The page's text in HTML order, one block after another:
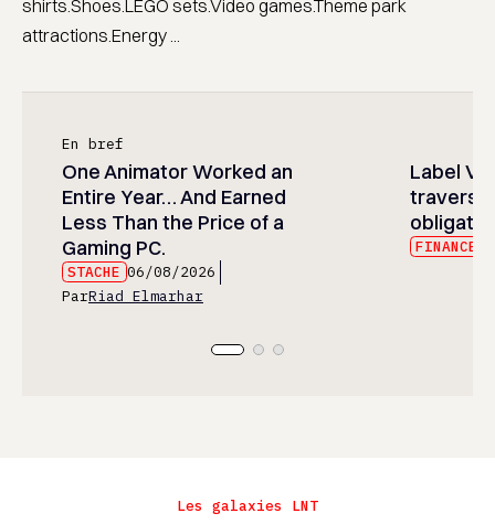
shirts.Shoes.LEGO sets.Video games.Theme park
attractions.Energy ...
En bref
One Animator Worked an
Entire Year… And Earned
Less Than the Price of a
Gaming PC.
STACHE 06/08/2026
ParRiad Elmarhar
Label
travers
FINANCE
Les galaxies LNT